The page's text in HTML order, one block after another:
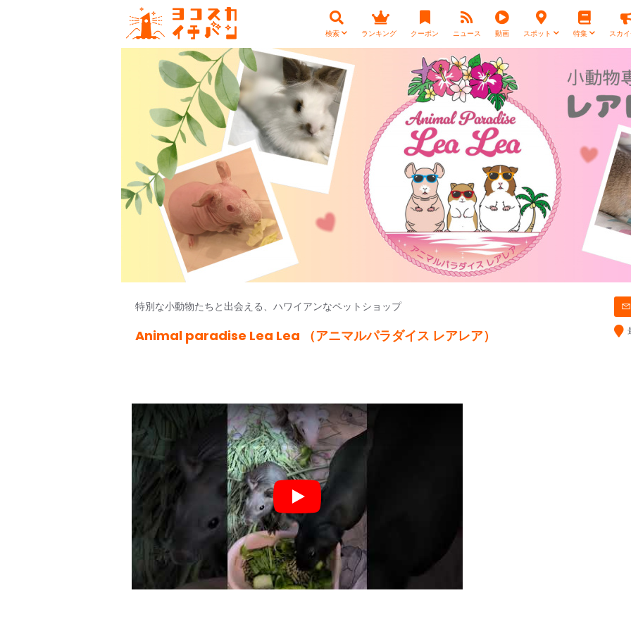
検索 ランキング クーポン ニュース 動画 スポット 特集 スカ
特別な小動物たちと出会える、ハワイアンなペットショップ
Animal paradise Lea Lea （アニマルパラダイス レアレア）
Play